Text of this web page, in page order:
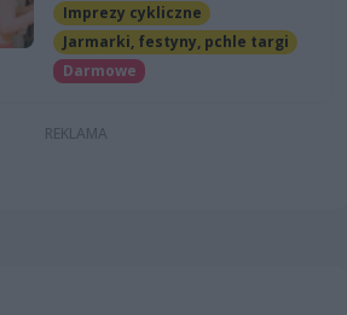
Imprezy cykliczne
Jarmarki, festyny, pchle targi
Darmowe